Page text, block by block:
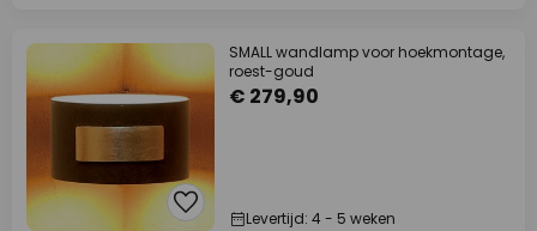
SMALL wandlamp voor hoekmontage,
roest-goud
€ 279,90
Levertijd: 4 - 5 weken